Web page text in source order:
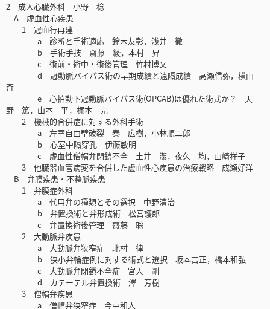
2 成人心臓外科 小野 稔
A 虚血性心疾患
1 冠血行再建
a 診断と手術適応 鈴木友彰，浅井 徹
b 手術手技 齋藤 綾，本村 昇
c 術前・術中・術後管理 竹村博文
d 冠動脈バイパス術の早期成績と遠隔成績 高瀬信弥，横山
斉
e 心拍動下冠動脈バイパス術(OPCAB)は優れた術式か？ 天
野 篤，山本 平，梶本 完
2 機械的合併症に対する外科手術
a 左室自由壁破裂 秦 広樹，小林順二郎
b 心室中隔穿孔 伊藤敏明
c 虚血性僧帽弁閉鎖不全 土井 潔，夜久 均，山崎祥子
3 他臓器血管病変を合併した虚血性心疾患の治療戦略 成瀬好洋
B 弁膜疾患・不整脈疾患
1 弁膜症外科
a 代用弁の種類とその選択 中野清治
b 弁置換術と弁形成術 松宮護郎
c 弁置換術後管理 齋藤 聡
2 大動脈弁疾患
a 大動脈弁狭窄症 北村 律
b 狭小弁輪症例に対する術式と選択 坂本吉正，橋本和弘
c 大動脈弁閉鎖不全症 宮入 剛
d カテーテル弁置換術 澤 芳樹
3 僧帽弁疾患
a 僧帽弁狭窄症 今中和人